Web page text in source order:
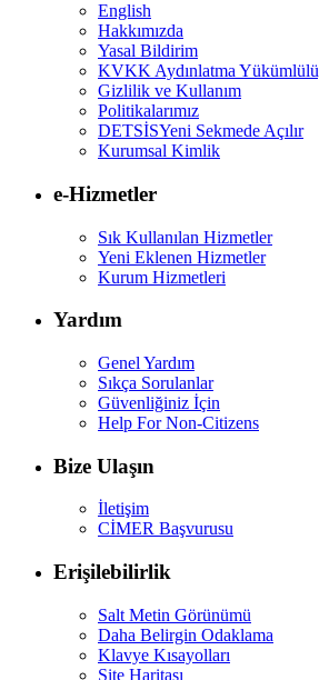
English
Hakkımızda
Yasal Bildirim
KVKK Aydınlatma
Gizlilik ve Kullanım
Politikalarımız
DETSİSYeni Sekmede Açılır
Kurumsal Kimlik
e-Hizmetler
Sık Kullanılan Hizmetler
Yeni Eklenen Hizmetler
Kurum Hizmetleri
Yardım
Genel Yardım
Sıkça Sorulanlar
Güvenliğiniz İçin
Help For Non-Citizens
Bize Ulaşın
İletişim
CİMER Başvurusu
Erişilebilirlik
Salt Metin Görünümü
Daha Belirgin Odaklama
Klavye Kısayolları
Site Haritası